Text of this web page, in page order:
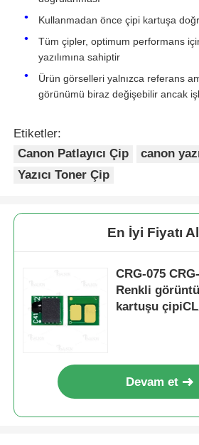
Canon Toner Çipi
OKI Toner Çipi
Kardeş Toner Çipi
Ricoh Toner Çipi
Yazıcı ve Fotokopi Parçaları
Tambur ve Fırın Ünitesi
Toner kartuşu
075H
Kullanmadan önce çipi kartuşa
Tüm çipler, optimum performans
yazılımına sahiptir
Ürün görselleri yalnızca referans
görünümü biraz değişebilir ancak
Etiketler:
Canon Patlayıcı Çip
canon
Yazıcı Toner Çip
En İyi Fiyatı
CRG-075
Renkli
kartuşu
Devam et